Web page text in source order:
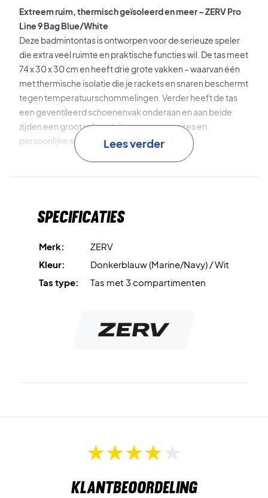
Extreem ruim, thermisch geïsoleerd en meer – ZERV Pro
Line 9 Bag Blue/White
Deze badmintontas is ontworpen voor de serieuze speler
die extra veel ruimte en praktische functies wil. De tas meet
74 x 30 x 30 cm en heeft drie grote vakken – waarvan één
met thermische isolatie die je rackets en snaren beschermt
tegen temperatuurschommelingen. Verder heeft de tas
een geventileerd schoenenvak onderaan en aan beide
zijden een groot vak met rits voor accessoires en
persoonlijke spullen.
Kortom: een complete oplossing voor de
badmintontas vandaag nog!
Kleur: Blauw en zwart met witte details.
Lees verder
Specificaties
Merk:
ZERV
Kleur:
Donkerblauw (Marine/Navy) / Wit
Tas type:
Tas met 3 compartimenten
Klantbeoordeling